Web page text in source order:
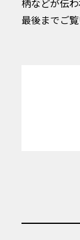
柄などが伝わ
最後までご